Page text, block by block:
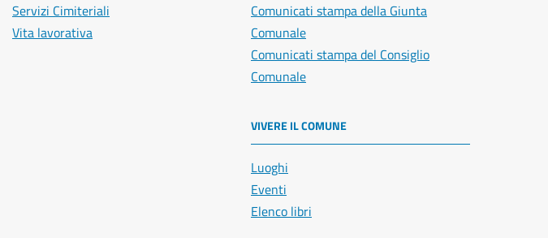
Servizi Cimiteriali
Vita lavorativa
Comunicati stampa della Giunta
Comunale
Comunicati stampa del Consiglio
Comunale
VIVERE IL COMUNE
Luoghi
Eventi
Elenco libri